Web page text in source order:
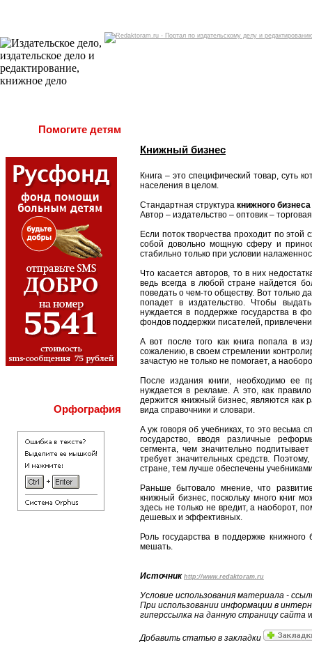
Помогите детям
Орфография
Книжный бизнес
Книга – это специфический товар, суть
населения в целом.
Стандартная структура книжного бизнеса
Автор – издательство – оптовик –
Если поток творчества проходит по
собой довольно мощную сферу и
стабильно только при условии
Что касается авторов, то в них
ведь всегда в любой стране найдется
поведать о чем-то обществу. Вот только
попадет в издательство. Чтобы
нуждается в поддержке государства в
фондов поддержки писателей,
А вот после того как книга попала в
сожалению, в своем стремлении
зачастую не только не помогает, а
После издания книги, необходимо ее
нуждается в рекламе. А это, как
держится книжный бизнес, являются как
вида справочники и словари.
А уж говоря об учебниках, то это весьма
государство, вводя различные
сегмента, чем значительно
требует значительных средств.
стране, тем лучше обеспечены
Раньше бытовало мнение, что
книжный бизнес, поскольку много книг
здесь не только не вредит, а наоборот,
дешевых и эффективных.
Роль государства в поддержке
мешать.
Источник http://www.redaktoram.ru
Условие использования материала -
При использовании информации в
гиперссылка на данную страницу сайта
Добавить статью в закладки